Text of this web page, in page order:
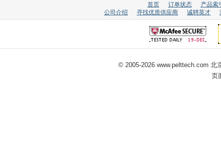
首页 订单状态
产品索
公司介绍
寻找优质供应商 诚聘英才
© 2005-2026 www.pelttech.com 北
页